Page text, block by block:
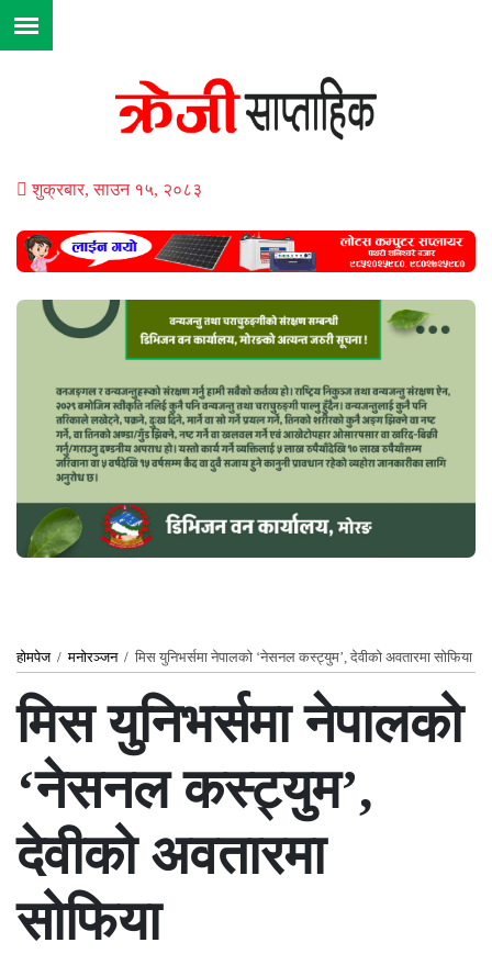
शुक्रबार, साउन १५, २०८३
होमपेज/मनोरञ्जन/ मिस युनिभर्समा नेपालको ‘नेसनल कस्ट्युम’, देवीको अवतारमा सोफिया
मिस युनिभर्समा नेपालको
‘नेसनल कस्ट्युम’,
देवीको अवतारमा
सोफिया